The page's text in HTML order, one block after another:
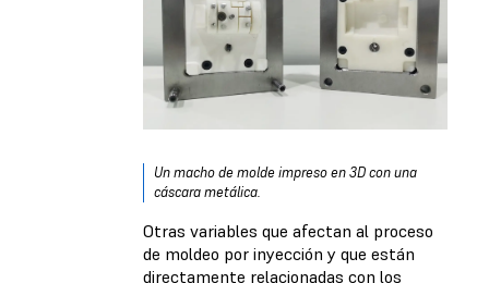
Un macho de molde impreso en 3D con una
cáscara metálica.
Otras variables que afectan al proceso
de moldeo por inyección y que están
directamente relacionadas con los